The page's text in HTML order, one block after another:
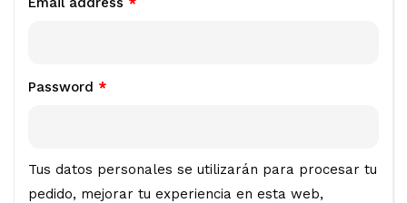
Password *
Tus datos personales se utilizarán para procesar tu
pedido, mejorar tu experiencia en esta web,